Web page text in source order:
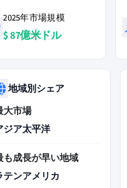
2025年市場規模
$ 87億米ドル
地域別シェア
大市場
ジア太平洋
も成長が早い地域
テンアメリカ